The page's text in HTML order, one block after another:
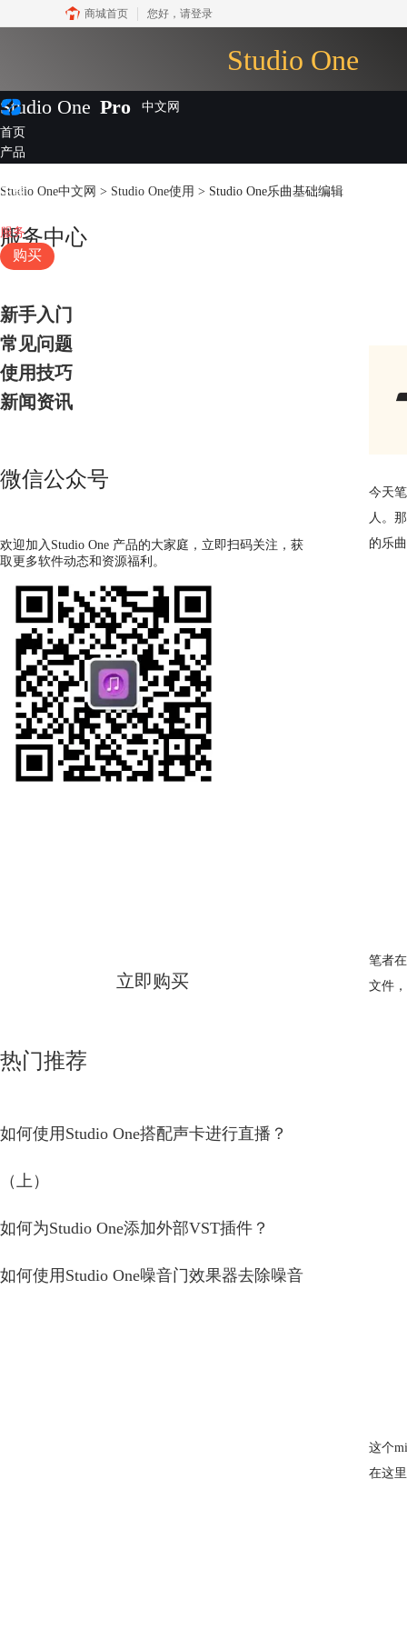
商城首页 您好， 请登录
Studio One
Studio One Pro
首页
产品
下载
服务
购买
Studio One中文网 > Studio One使用 > Studio One乐曲基础编辑
服务中心
新手入门
常见问题
使用技巧
新闻资讯
微信公众号
欢迎加入Studio One 产品的大家庭，立即扫码关注，获
取更多软件动态和资源福利。
立即购买
热门推荐
如何使用Studio One搭配声卡进行直播？
（上）
如何为Studio One添加外部VST插件？
如何使用Studio One噪音门效果器去除噪音
今天
人。
的乐
笔者
文件
这个
在这